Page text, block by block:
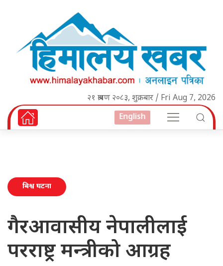
२१ श्रावण २०८३, शुक्रबार / Fri Aug 7, 2026
English
बिश्व घटना
गैरआवासीय नेपालीलाई
परराष्ट्र मन्त्रीको आग्रह